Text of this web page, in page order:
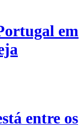
em
entre os